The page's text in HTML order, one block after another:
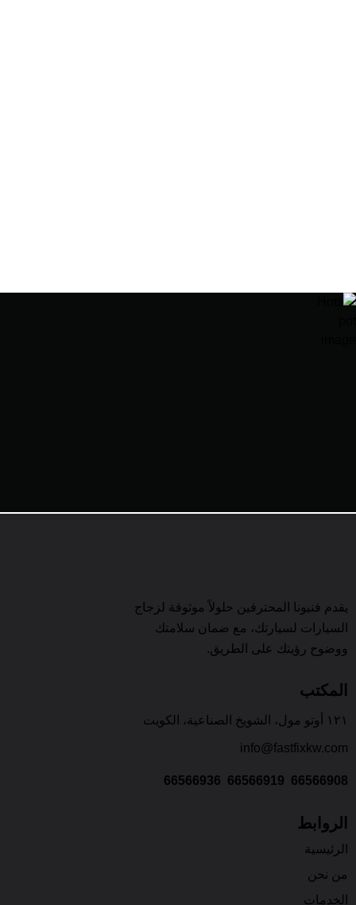
يقدم فنيونا المحترفين حلولاً موثوقة لزجاج
السيارات لسيارتك، مع ضمان سلامتك
ووضوح رؤيتك على الطريق.
المكتب
١٢١ أوتو مول، الشويخ الصناعية، الكويت
info@fastfixkw.com
66566908
66566919
66566936
الروابط
الرئيسية
من نحن
الخدمات